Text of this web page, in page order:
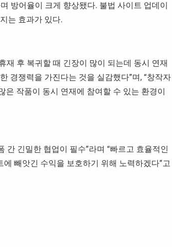
방어율이 크게 향상됐다. 불법 사이트 업데이
는 효과가 있다.
재 후 복귀할 때 긴장이 많이 되는데 동시 연재
경쟁력을 가진다는 것을 실감했다”며, “창작자
은 작품이 동시 연재에 참여할 수 있는 환경이
간 긴밀한 협업이 필수”라며 “빠르고 효율적인
빼앗긴 수익을 보호하기 위해 노력하겠다”고